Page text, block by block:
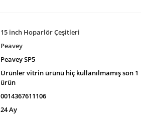
15 inch Hoparlör Çeşitleri
Peavey
Peavey SP5
Ürünler vitrin ürünü hiç kullanılmamış son 1
ürün
0014367611106
24 Ay